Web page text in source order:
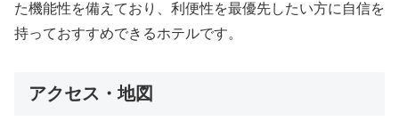
た機能性を備えており、利便性を最優先したい方に自信を
持っておすすめできるホテルです。
アクセス・地図